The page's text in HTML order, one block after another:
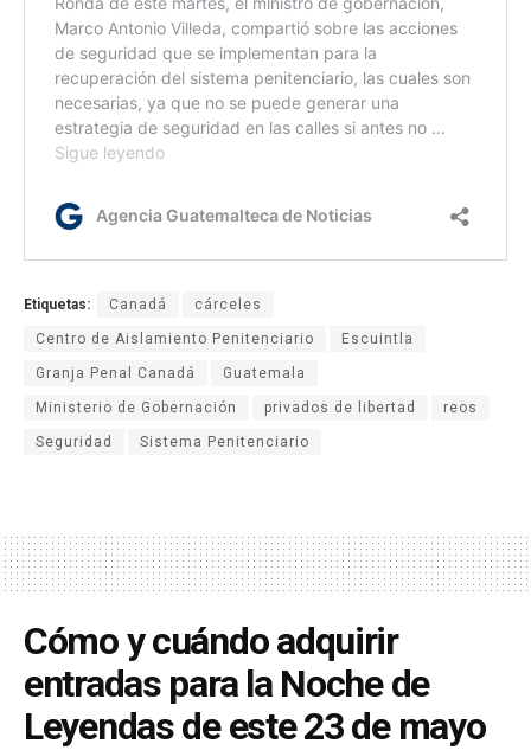
Etiquetas: Canadá cárceles
Centro de Aislamiento Penitenciario Escuintla
Granja Penal Canadá Guatemala
Ministerio de Gobernación privados de libertad reos
Seguridad Sistema Penitenciario
Cómo y cuándo adquirir
entradas para la Noche de
Leyendas de este 23 de mayo